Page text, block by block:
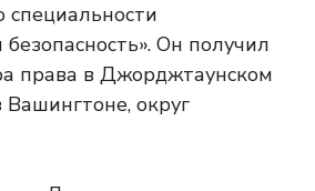
Он получил
права в Джорджтаунском
Вашингтоне, округ